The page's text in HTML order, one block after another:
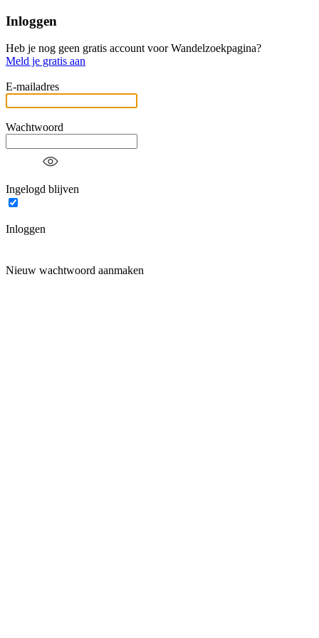
Inloggen
Heb je nog geen gratis account voor Wandelzoekpagina?
Meld je gratis aan
E-mailadres
Wachtwoord
Ingelogd blijven
Inloggen
Nieuw wachtwoord aanmaken